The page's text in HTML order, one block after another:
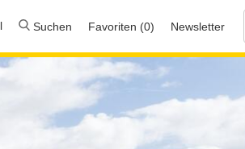
Suchen Favoriten (0) Newsletter